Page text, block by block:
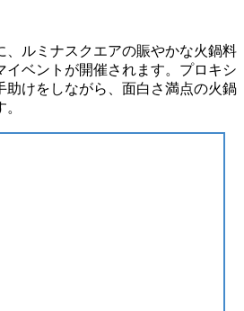
、ルミナスクエアの賑やかな火鍋料
イベントが開催されます。プロキシ
助けをしながら、面白さ満点の火鍋